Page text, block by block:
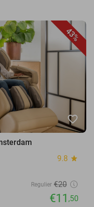
43%
favorite_border
9.8 star
Regulier €20
€11 ,50